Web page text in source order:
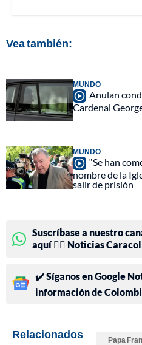
Vea también:
MUNDO
Anulan
Cardenal
MUNDO
“Se han
nombre de la
salir de prisión
Suscríbase a nuestro
aquí 👉🏻 Noticias Caracol
✔️ Síganos en Google
información de
Relacionados Papa